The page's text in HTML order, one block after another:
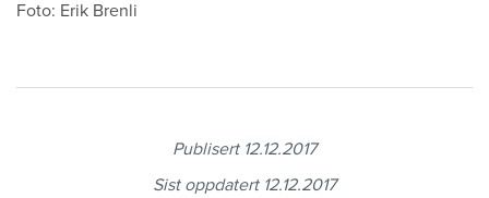
Sitemap
Foto: Erik Brenli
Publisert 12.12.2017
Sist oppdatert 12.12.2017